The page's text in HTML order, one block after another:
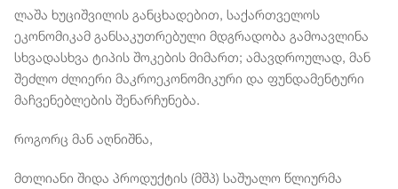
ლაშა ხუციშვილის განცხადებით, საქართველოს
ეკონომიკამ განსაკუთრებული მდგრადობა გამოავლინა
სხვადასხვა ტიპის შოკების მიმართ; ამავდროულად, მან
შეძლო ძლიერი მაკროეკონომიკური და ფუნდამენტური
მაჩვენებლების შენარჩუნება.
როგორც მან აღნიშნა,
მთლიანი შიდა პროდუქტის (მშპ) საშუალო წლიურმა